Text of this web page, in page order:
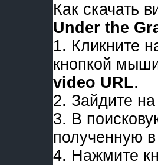
Как скачать
Under the
1. Кликните
кнопкой
video URL.
2. Зайдите
3. В
полученную
4. Нажмите